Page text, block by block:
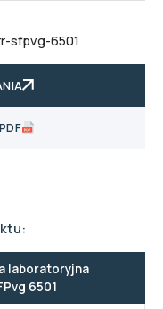
sfpvg-6501
laboratoryjna
6501